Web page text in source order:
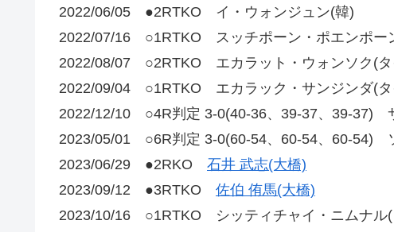
2022/06/05 ●2RTKO イ・ウォンジュン(韓)
2022/07/16 ○1RTKO スッチポーン・ポエンポー
2022/08/07 ○2RTKO エカラット・ウォンソク(タ
2022/09/04 ○1RTKO エカラック・サンジンダ(タ
2022/12/10 ○4R判定 3-0(40-36、39-37、39-37)
2023/05/01 ○6R判定 3-0(60-54、60-54、60-54)
2023/06/29 ●2RKO 石井 武志(大橋)
2023/09/12 ●3RTKO 佐伯 侑馬(大橋)
2023/10/16 ○1RTKO シッティチャイ・ニムナル(